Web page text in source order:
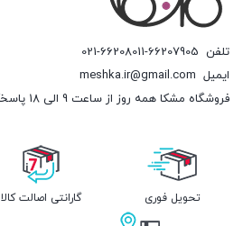
تلفن 021-66208011-66207905
ایمیل meshka.ir@gmail.com
فروشگاه مشکا همه روز از ساعت 9 الی 18 پاسخگوی شما عزیزان میباشد
تحویل فوری گارانتی اصالت کالا